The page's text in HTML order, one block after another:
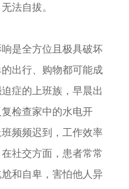
法自拔。
是全方位且极具破坏
出行、购物都可能成
症的上班族，早晨出
检查家中的水电开
频频迟到，工作效率
社交方面，患者常常
和自卑，害怕他人异